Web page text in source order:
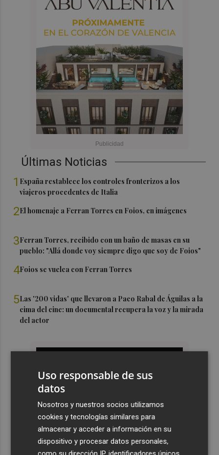
Últimas Noticias
1 España restablece los controles fronterizos a los
viajeros procedentes de Italia
2El homenaje a Ferran Torres en Foios, en imágenes
3Ferran Torres, recibido con un baño de masas en su
pueblo: "Allá donde voy siempre digo que soy de Foios"
4Foios se vuelca con Ferran Torres
5Las '200 vidas' que llevaron a Paco Rabal de Águilas a la
cima del cine: un documental recupera la voz y la mirada
del actor
Uso responsable de sus
datos
Nosotros y nuestros socios utilizamos
cookies y tecnologías similares para
almacenar y acceder a información en su
dispositivo y procesar datos personales,